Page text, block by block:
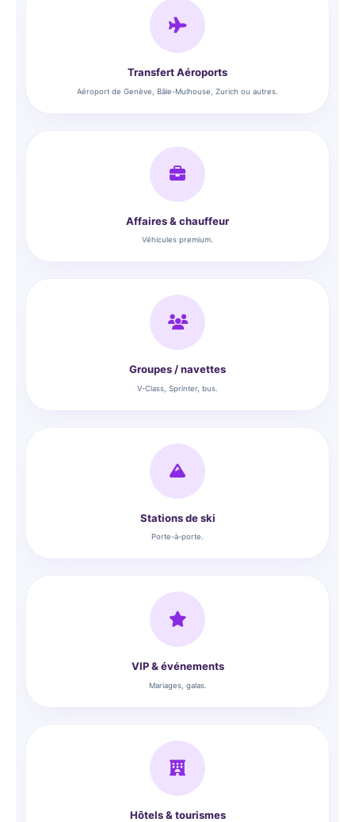
Transfert Aéroports
Aéroport de Genève, Bâle-Mulhouse, Zurich ou autres.
Affaires & chauffeur
Véhicules premium.
Groupes / navettes
V-Class, Sprinter, bus.
Stations de ski
Porte-à-porte.
VIP & événements
Mariages, galas.
Hôtels & tourismes